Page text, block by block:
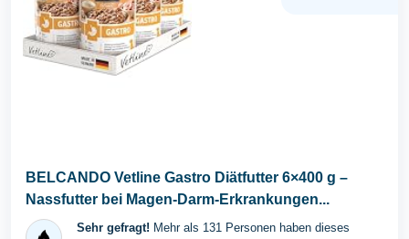
BELCANDO Vetline Gastro Diätfutter 6×400 g –
Nassfutter bei Magen-Darm-Erkrankungen...
Sehr gefragt! Mehr als 131 Personen haben dieses